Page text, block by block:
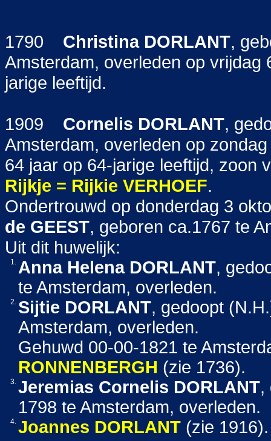
1790 Christina DORLANT,
Amsterdam, overleden op vrijdag
jarige leeftijd.
1909 Cornelis DORLANT,
Amsterdam, overleden op
64 jaar op 64-jarige leeftijd, zoon
Rijkje = Rijkie VERHOEF.
Ondertrouwd op donderdag 3
de GEEST, geboren ca.1767 te
Uit dit huwelijk:
1. Anna Helena DORLANT,
te Amsterdam, overleden.
2. Sijtie DORLANT, gedoopt
Amsterdam, overleden.
Gehuwd 00-00-1821 te
RONNENBERGH (zie 1736).
3. Jeremias Cornelis DORLANT,
1798 te Amsterdam, overleden.
4. Joannes DORLANT (zie 1916).